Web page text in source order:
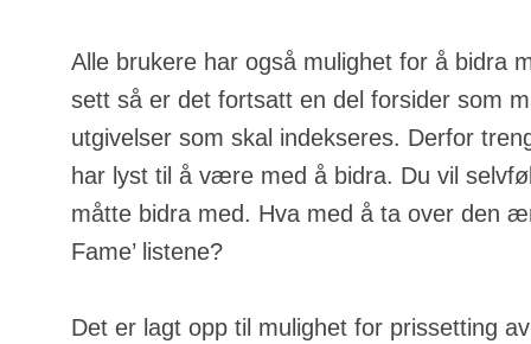
Alle brukere har også mulighet for å bidra
sett så er det fortsatt en del forsider som
utgivelser som skal indekseres. Derfor
har lyst til å være med å bidra. Du vil
måtte bidra med. Hva med å ta over den
Fame’ listene?
Det er lagt opp til mulighet for prissetting